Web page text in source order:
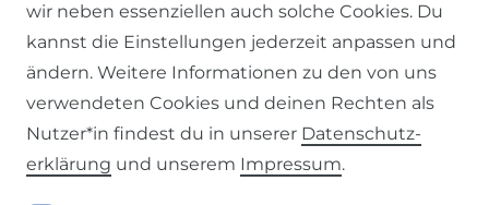
Impressum Daten­schutz­erklärung AGB
Barrierefreiheitserklärung Widerrufs­recht
wir neben essenziellen auch solche Cookies. Du
kannst die Einstellungen jederzeit anpassen und
ändern. Weitere Informationen zu den von uns
verwendeten Cookies und deinen Rechten als
Nutzer*in findest du in unserer Daten­schutz­
erklärung und unserem Impressum.